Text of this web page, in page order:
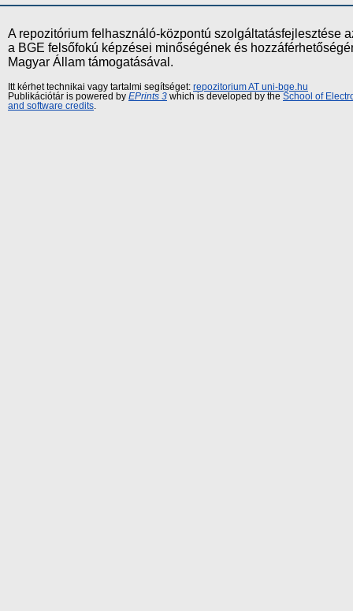
A repozitórium felhasználó-központú szolgáltatásfejlesztése
a BGE felsőfokú képzései minőségének és
Magyar Állam támogatásával.
Itt kérhet technikai vagy tartalmi segítséget: repozitorium AT uni-bge.hu
Publikációtár is powered by EPrints 3 which is developed by the School of
and software credits